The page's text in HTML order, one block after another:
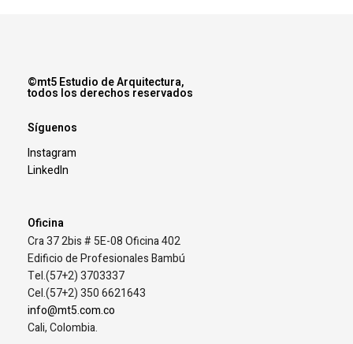
©mt5 Estudio de Arquitectura,
todos los derechos reservados
Síguenos
Instagram
LinkedIn
Oficina
Cra 37 2bis # 5E-08 Oficina 402
Edificio de Profesionales Bambú
Tel.(57+2) 3703337
Cel.(57+2) 350 6621643
info@mt5.com.co
Cali, Colombia.